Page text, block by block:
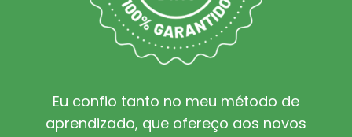
Eu confio tanto no meu método de
aprendizado, que ofereço aos novos